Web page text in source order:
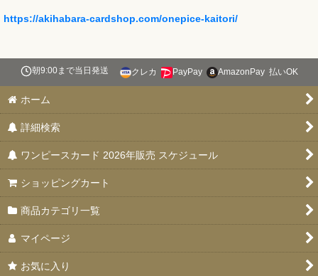
https://akihabara-cardshop.com/onepice-kaitori/
朝9:00まで当日発送 クレカ PayPay AmazonPay 払いOK
ホーム
詳細検索
ワンピースカード 2026年販売 スケジュール
ショッピングカート
商品カテゴリ一覧
マイページ
お気に入り